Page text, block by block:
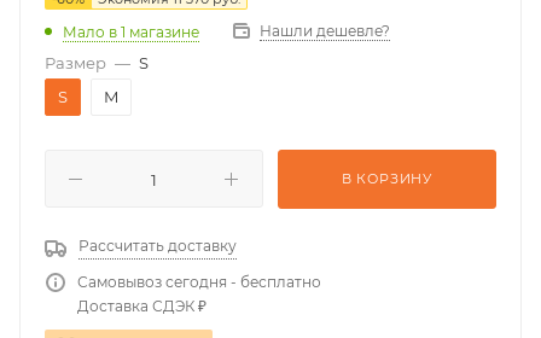
Мало в 1 магазине Нашли дешевле?
Размер — S
S
M
В КОРЗИНУ
Рассчитать доставку
Самовывоз сегодня - бесплатно
Доставка СДЭК ₽